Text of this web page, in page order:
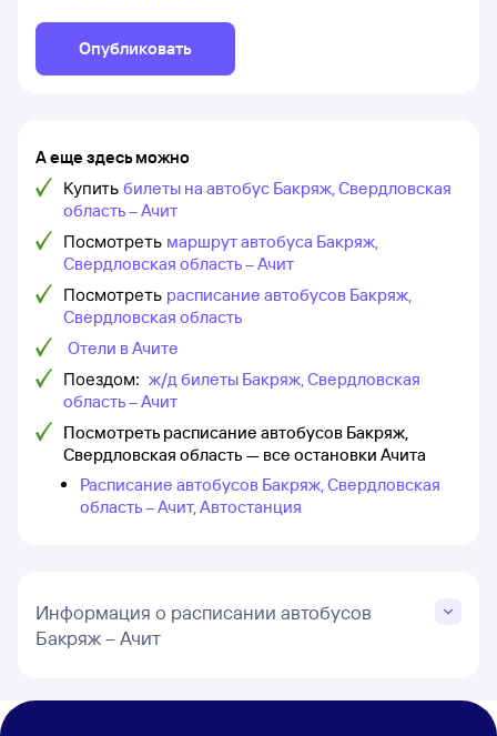
Опубликовать
А еще здесь можно
Купить билеты на автобус Бакряж, Свердловская
область – Ачит
Посмотреть маршрут автобуса Бакряж,
Свердловская область – Ачит
Посмотреть расписание автобусов Бакряж,
Свердловская область
Отели в Ачите
Поездом: ж/д билеты Бакряж, Свердловская
область – Ачит
Посмотреть расписание автобусов Бакряж,
Свердловская область — все остановки Ачита
Расписание автобусов Бакряж, Свердловская
область – Ачит, Автостанция
Информация о расписании автобусов
Бакряж – Ачит